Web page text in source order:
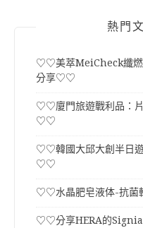
熱門
♡♡美萃MeiCheck纖燃
分享♡♡
♡♡廈門旅遊戰利品：
♡♡
♡♡韓國大邱大創半日
♡♡
♡♡水晶肥皂液体-抗菌
♡♡分享HERA的Signia